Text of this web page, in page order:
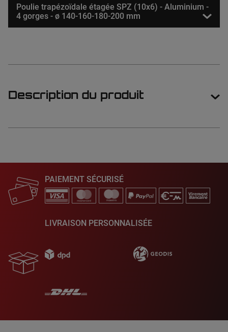
Poulie trapézoïdale étagée SPZ (10x6) - Aluminium -
4 gorges - ø 140-160-180-200 mm
Description du produit
PAIEMENT SÉCURISÉ
LIVRAISON PERSONNALISÉE